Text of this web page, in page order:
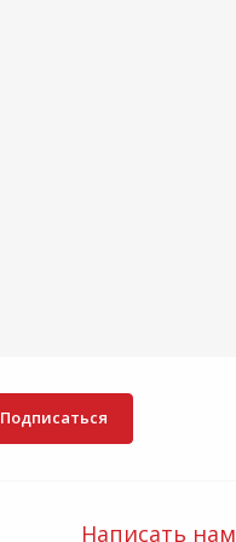
Подписаться
Написать нам